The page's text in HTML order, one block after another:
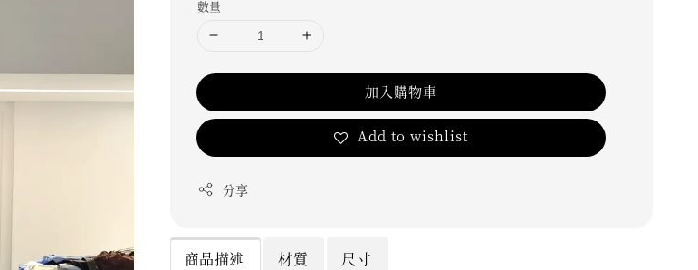
數量
加入購物車
Add to wishlist
分享
商品描述 材質 尺寸